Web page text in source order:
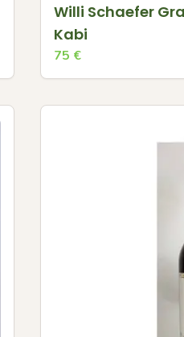
Willi Schaefer
Kabi
75 €